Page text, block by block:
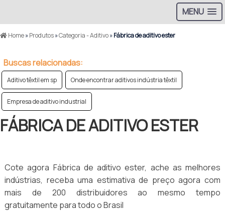
MENU
Home»Produtos»Categoria - Aditivo»Fábrica de aditivo ester
Buscas relacionadas:
Aditivo têxtil em sp Onde encontrar aditivos indústria têxtil
Empresa de aditivo industrial
FÁBRICA DE ADITIVO ESTER
Cote agora Fábrica de aditivo ester, ache as melhores
indústrias, receba uma estimativa de preço agora com
mais de 200 distribuidores ao mesmo tempo
gratuitamente para todo o Brasil